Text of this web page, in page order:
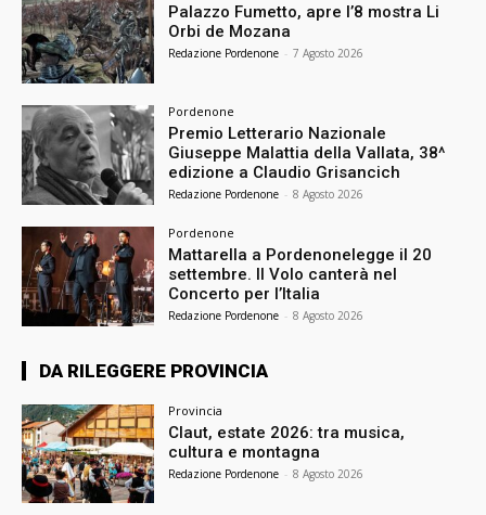
Palazzo Fumetto, apre l’8 mostra Li
Orbi de Mozana
Redazione Pordenone - 7 Agosto 2026
Pordenone
Premio Letterario Nazionale
Giuseppe Malattia della Vallata, 38^
edizione a Claudio Grisancich
Redazione Pordenone - 8 Agosto 2026
Pordenone
Mattarella a Pordenonelegge il 20
settembre. Il Volo canterà nel
Concerto per l’Italia
Redazione Pordenone - 8 Agosto 2026
DA RILEGGERE PROVINCIA
Provincia
Claut, estate 2026: tra musica,
cultura e montagna
Redazione Pordenone - 8 Agosto 2026